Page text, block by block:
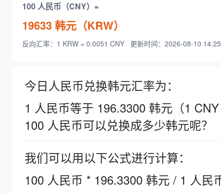
100 人民币（CNY）=
19633韩元（KRW）
反向汇率：1 KRW = 0.0051 CNY 更新时间：2026-08-10
今日人民币兑换韩元汇率为：
1 人民币等于 196.3300 韩元（1
100 人民币可以兑换成多少韩元呢？
我们可以用以下公式进行计算：
100 人民币 * 196.3300 韩元 / 1 人民